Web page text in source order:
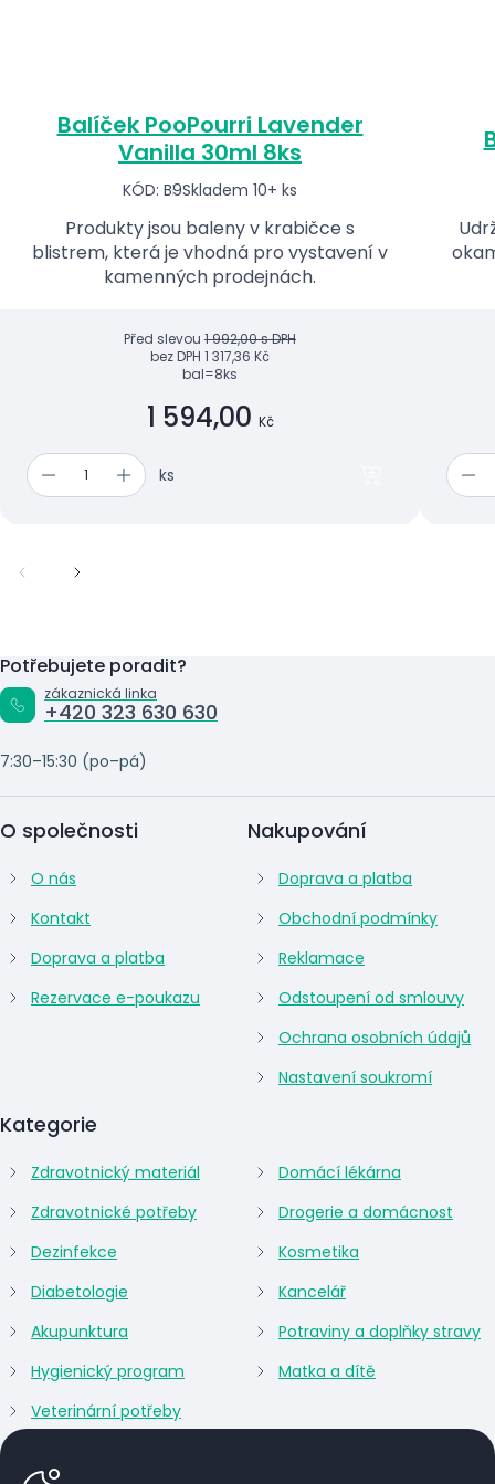
Balíček PooPourri Lavender
Vanilla 30ml 8ks
KÓD: B9Skladem 10+ ks
Produkty jsou baleny v krabičce s
blistrem, která je vhodná pro vystavení v
kamenných prodejnách.
Před slevou 1 992,00 s DPH
bez DPH 1 317,36 Kč
bal=8ks
1 594,00 Kč
ks
Potřebujete poradit?
zákaznická linka
+420 323 630 630
7:30–15:30 (po–pá)
O společnosti
O nás
Kontakt
Doprava a platba
Rezervace e-poukazu
Kategorie
Zdravotnický materiál
Zdravotnické potřeby
Dezinfekce
Diabetologie
Akupunktura
Hygienický program
Veterinární potřeby
Domácí lékárna
Drogerie a domácnost
Kosmetika
Kancelář
Potraviny a doplňky stravy
Matka a dítě
Nakupování
Doprava a platba
Obchodní podmínky
Reklamace
Odstoupení od smlouvy
Ochrana osobních údajů
Nastavení soukromí